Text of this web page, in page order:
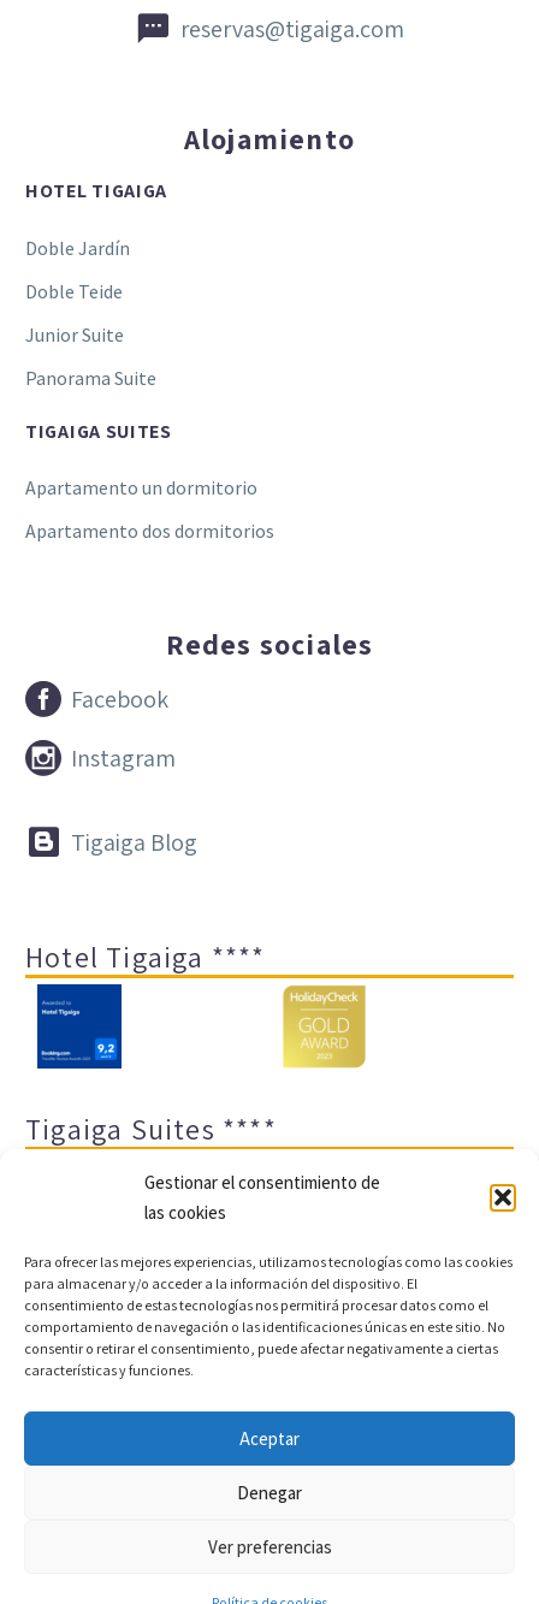
Gestionar el consentimiento de
las cookies
Para ofrecer las mejores experiencias, utilizamos tecnologías como las cookies
para almacenar y/o acceder a la información del dispositivo. El
consentimiento de estas tecnologías nos permitirá procesar datos como el
comportamiento de navegación o las identificaciones únicas en este sitio. No
consentir o retirar el consentimiento, puede afectar negativamente a ciertas
características y funciones.
Aceptar
Denegar
Ver preferencias

 reservas@tigaiga.com
Alojamiento
HOTEL TIGAIGA
Doble Jardín
Doble Teide
Junior Suite
Panorama Suite
TIGAIGA SUITES
Apartamento un dormitorio
Apartamento dos dormitorios
Redes sociales

 Facebook

 Instagram

 Tigaiga Blog
Hotel Tigaiga ****
Tigaiga Suites ****
Aviso legal y política de privacidad
Transparencia
Cookies
Sitemap
Desarrollo web y motor de reservas